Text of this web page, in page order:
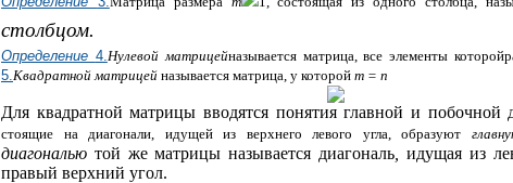
столбцом.
Определение 4. Нулевой матрицейназывается матрица, все элементы
5. Квадратной матрицей называется матрица, у которой m = n
Для квадратной матрицы вводятся понятия главной и побочной
стоящие на диагонали, идущей из верхнего левого угла, образуют
диагональю той же матрицы называ­ется диагональ
идущая из
правый верхний угол.